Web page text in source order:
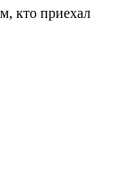
кто приехал